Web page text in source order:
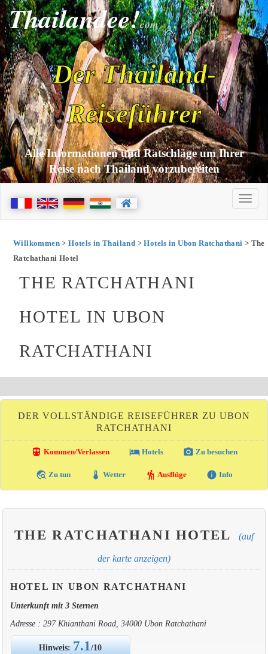
Thailandee!com
Der Thailand-
Reiseführer
Alle Informationen und Ratschläge um Ihrer
Reise nach Thailand vorzubereiten
Willkommen>Hotels in Thailand >Hotels in Ubon Ratchathani > The
Ratchathani Hotel
THE RATCHATHANI
HOTEL IN UBON
RATCHATHANI
DER VOLLSTÄNDIGE REISEFÜHRER ZU UBON
RATCHATHANI
directions_transit Kommen/Verlassen local_hotelHotels photo_camera Zu besuchen
travel_explore Zu tun thermostat Wetter hiking Ausflüge info Info
THE RATCHATHANI HOTEL (auf
der karte anzeigen)
HOTEL IN UBON RATCHATHANI
Unterkunft mit 3 Sternen
Adresse : 297 Khianthani Road, 34000 Ubon Ratchathani
Hinweis: 7.1/10